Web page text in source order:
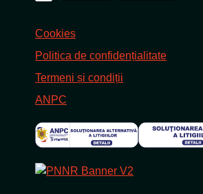
Cookies
Politica de confidențialitate
Termeni și condiții
ANPC